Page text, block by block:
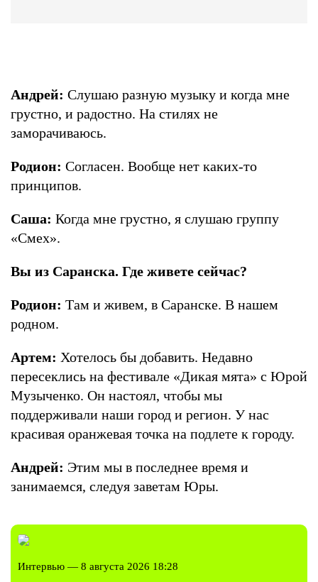
Андрей: Слушаю разную музыку и когда мне
грустно, и радостно. На стилях не
заморачиваюсь.
Родион: Согласен. Вообще нет каких-то
принципов.
Саша: Когда мне грустно, я слушаю группу
«Смех».
Вы из Саранска. Где живете сейчас?
Родион: Там и живем, в Саранске. В нашем
родном.
Артем: Хотелось бы добавить. Недавно
пересеклись на фестивале «Дикая мята» с Юрой
Музыченко. Он настоял, чтобы мы
поддерживали наши город и регион. У нас
красивая оранжевая точка на подлете к городу.
Андрей: Этим мы в последнее время и
занимаемся, следуя заветам Юры.
Интервью — 8 августа 2026 18:28